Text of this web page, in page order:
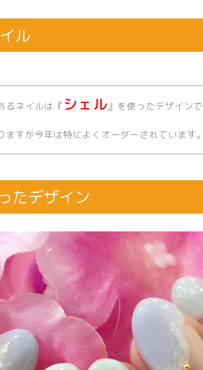
ル
るネイルは『 シェル』を使ったデザインで
ますが今年は特によくオーダーされています。
たデザイン